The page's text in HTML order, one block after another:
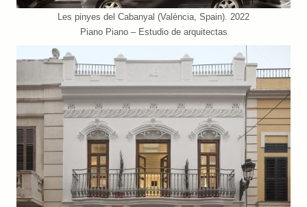
Les pinyes del Cabanyal (València, Spain). 2022
Piano Piano – Estudio de arquitectas